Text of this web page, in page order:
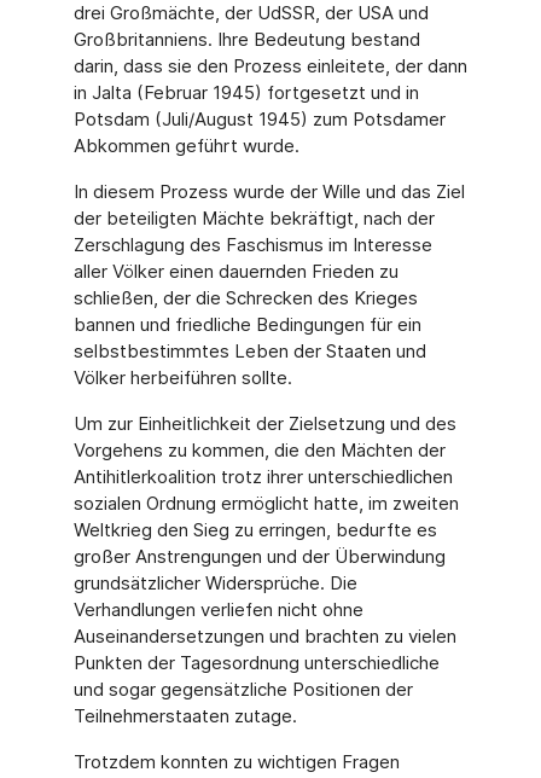
drei Großmächte, der UdSSR, der USA und
Großbritanniens. Ihre Bedeutung bestand
darin, dass sie den Prozess einleitete, der dann
in Jalta (Februar 1945) fortgesetzt und in
Potsdam (Juli/August 1945) zum Potsdamer
Abkommen geführt wurde.
In diesem Prozess wurde der Wille und das Ziel
der beteiligten Mächte bekräftigt, nach der
Zerschlagung des Faschismus im Interesse
aller Völker einen dauernden Frieden zu
schließen, der die Schrecken des Krieges
bannen und friedliche Bedingungen für ein
selbstbestimmtes Leben der Staaten und
Völker herbeiführen sollte.
Um zur Einheitlichkeit der Zielsetzung und des
Vorgehens zu kommen, die den Mächten der
Antihitlerkoalition trotz ihrer unterschiedlichen
sozialen Ordnung ermöglicht hatte, im zweiten
Weltkrieg den Sieg zu erringen, bedurfte es
großer Anstrengungen und der Überwindung
grundsätzlicher Widersprüche. Die
Verhandlungen verliefen nicht ohne
Auseinandersetzungen und brachten zu vielen
Punkten der Tagesordnung unterschiedliche
und sogar gegensätzliche Positionen der
Teilnehmerstaaten zutage.
Trotzdem konnten zu wichtigen Fragen